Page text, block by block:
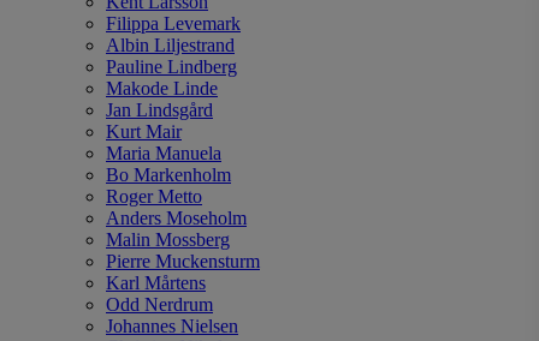
Filippa Levemark
Albin Liljestrand
Pauline Lindberg
Makode Linde
Jan Lindsgård
Kurt Mair
Maria Manuela
Bo Markenholm
Roger Metto
Anders Moseholm
Malin Mossberg
Pierre Muckensturm
Karl Mårtens
Odd Nerdrum
Johannes Nielsen